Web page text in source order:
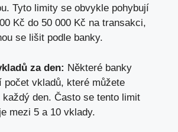
Tyto limity se obvykle pohybují
Kč do 50 000 Kč na transakci,
se lišit podle banky.
za den: Některé banky
počet vkladů, které můžete
každý den. Často se tento limit
mezi 5 a 10 vklady.